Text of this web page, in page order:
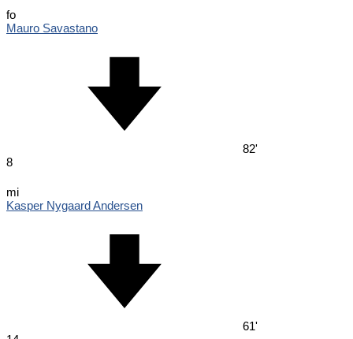
fo
Mauro Savastano
82'
8
mi
Kasper Nygaard Andersen
61'